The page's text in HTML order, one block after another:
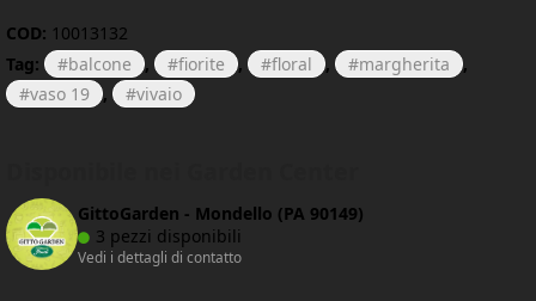
COD: 10013132
Tag:
balcone , fiorite , floral , margherita
,
vaso 19
, vivaio
GittoGarden - Mondello (PA 90149)
3 pezzi disponibili
Vedi i dettagli di contatto